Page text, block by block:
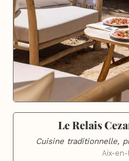
Le Relais
Cuisine traditionnelle,
Aix-en-